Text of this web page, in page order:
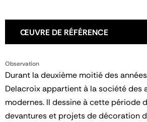
ŒUVRE DE RÉFÉRENCE
Observation
Durant la deuxième moitié des
Delacroix appartient à la société des
modernes. Il dessine à cette période
devantures et projets de décoration